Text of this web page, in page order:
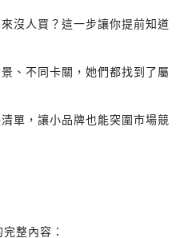
沒人買？這一步讓你提前知道
、不同卡關，她們都找到了屬
單，讓小品牌也能突圍市場競
整內容：